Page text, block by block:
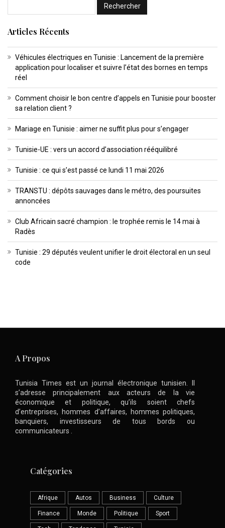
Articles Récents
Véhicules électriques en Tunisie : Lancement de la première
application pour localiser et suivre l’état des bornes en temps
réel
Comment choisir le bon centre d’appels en Tunisie pour booster
sa relation client ?
Mariage en Tunisie : aimer ne suffit plus pour s’engager
Tunisie-UE : vers un accord d’association rééquilibré
Tunisie : ce qui s’est passé ce lundi 11 mai 2026
TRANSTU : dépôts sauvages dans le métro, des poursuites
annoncées
Club Africain sacré champion : le trophée remis le 14 mai à
Radès
Tunisie : 29 députés veulent unifier le droit électoral en un seul
code
A Propos
Tunisia Times est un journal électronique tunisien. Il
s’adresse principalement aux acteurs de la vie
économique et politique, qu’ils soient chefs
d’entreprises, hommes d’affaires, hommes politiques,
banquiers, investisseurs de tous bords ou
communicateurs .
Catégories
Afrique Autos Business Culture
Finance Monde Politique Sport